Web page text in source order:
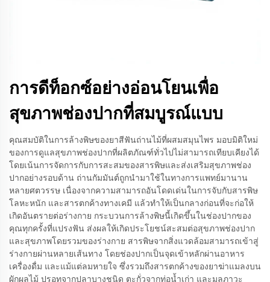
การดีท็อกซ์อย่างอ่อนโยนเพื่อ
สุขภาพช่องปากที่สมบูรณ์แบบ
คุณสมบัติในการล้างพิษของยาสีฟันถ่านไม้ที่ผสมสมุนไพร มอบมิติใหม่
ของการดูแลสุขภาพช่องปากที่ผลิตภัณฑ์ทั่วไปไม่สามารถเทียบเคียงได้
โดยเน้นการจัดการกับการสะสมของสารพิษและส่งเสริมสุขภาพช่อง
ปากอย่างรอบด้าน ถ่านกัมมันต์ถูกนำมาใช้ในทางการแพทย์มานาน
หลายศตวรรษ เนื่องจากความสามารถอันโดดเด่นในการจับกับสารพิษ
โลหะหนัก และสารตกค้างทางเคมี แล้วทำให้เป็นกลางก่อนที่จะก่อให้
เกิดอันตรายต่อร่างกาย กระบวนการล้างพิษนี้เกิดขึ้นในช่องปากของ
คุณทุกครั้งที่แปรงฟัน ส่งผลให้เกิดประโยชน์สะสมต่อสุขภาพช่องปาก
และสุขภาพโดยรวมของร่างกาย สารพิษจากสิ่งแวดล้อมสามารถเข้าสู่
ร่างกายผ่านหลายเส้นทาง โดยช่องปากเป็นจุดเข้าหลักผ่านอาหาร
เครื่องดื่ม และแม้แต่ลมหายใจ ซึ่งรวมถึงสารตกค้างของยาฆ่าแมลงบน
ผักผลไม้ ปรอทจากปลาบางชนิด ตะกั่วจากท่อน้ำเก่า และมลภาวะ